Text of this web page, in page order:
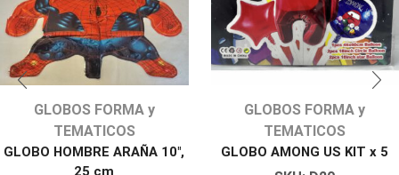
GLOBOS FORMA y
TEMATICOS
GLOBO HOMBRE ARAÑA 10″,
25 cm
GLOBOS FORMA y
TEMATICOS
GLOBO AMONG US KIT x 5